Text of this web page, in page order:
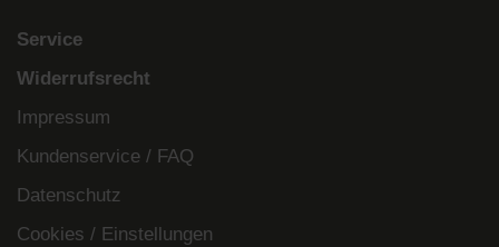
Service
Widerrufsrecht
Impressum
Kundenservice / FAQ
Datenschutz
Cookies / Einstellungen